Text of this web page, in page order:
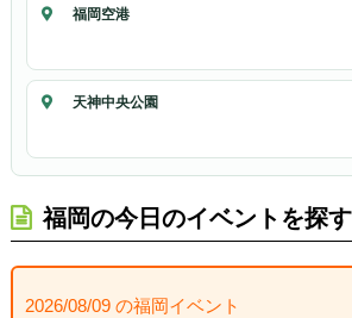
福岡空港
天神中央公園
福岡の今日のイベントを探す
2026/08/09 の福岡イベント